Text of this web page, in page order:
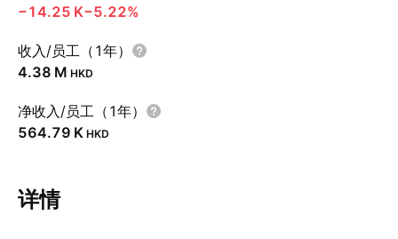
‪−14.25 K‬−5.22%
收入/员工（1年）
‪4.38 M‬ HKD
净收入/员工（1年）
‪564.79 K‬ HKD
详情